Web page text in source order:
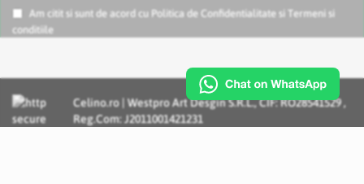
Am citit si sunt de acord cu Politica de Confidentialitate si
Termeni si
conditiile
Celino.ro | Westpro Art Desgin S.R.L., CIF: RO28541529 ,
Reg.Com: J2011001421231